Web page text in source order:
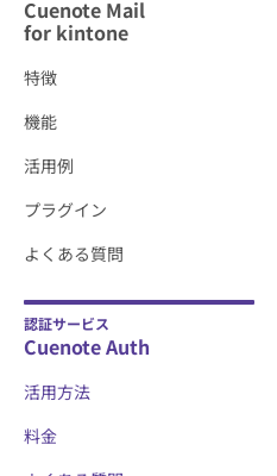
Cuenote Mail
for kintone
特徴
機能
活用例
プラグイン
よくある質問
認証サービス
Cuenote Auth
活用方法
料金